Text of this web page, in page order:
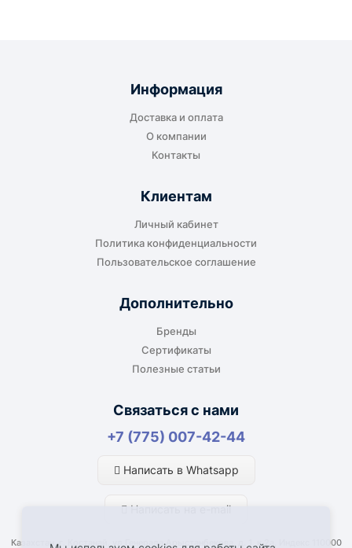
Информация
Доставка и оплата
О компании
Контакты
Клиентам
Личный кабинет
Политика конфиденциальности
Пользовательское соглашение
Дополнительно
Бренды
Сертификаты
Полезные статьи
Связаться с нами
+7 (775) 007-42-44
Написать в Whatsapp
Написать на e-mail
Казахстан, г. Костанай, ул Генерала Арыстанбекова, д. 1, к.2а, Индекс 110000